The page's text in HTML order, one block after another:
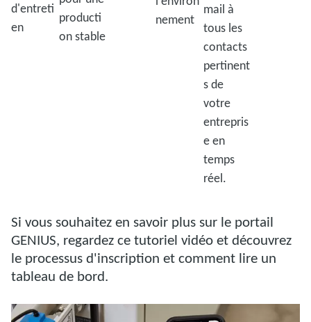
d'entreti
en
producti
on stable
nement
mail à
tous les
contacts
pertinent
s de
votre
entrepris
e en
temps
réel.
Si vous souhaitez en savoir plus sur le portail
GENIUS, regardez ce tutoriel vidéo et découvrez
le processus d'inscription et comment lire un
tableau de bord.